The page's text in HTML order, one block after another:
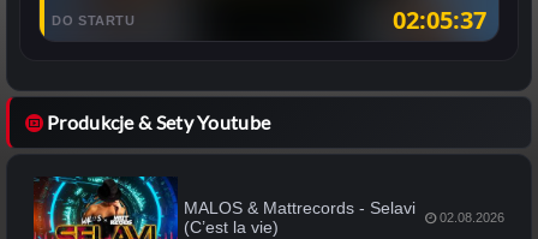
DO STARTU 02:05:37
Produkcje & Sety Youtube
MALOS & Mattrecords - Selavi
(C’est la vie)
02.08.2026